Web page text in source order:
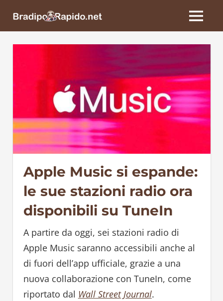
BradipoRapido.net
MENU
Apple Music si espande:
le sue stazioni radio ora
disponibili su TuneIn
A partire da oggi, sei stazioni radio di
Apple Music saranno accessibili anche al
di fuori dell’app ufficiale, grazie a una
nuova collaborazione con TuneIn, come
riportato dal Wall Street Journal.